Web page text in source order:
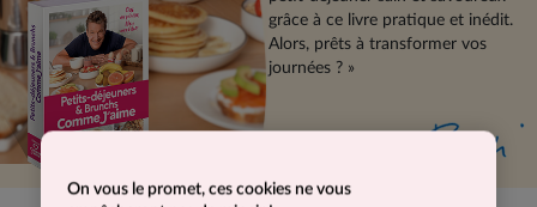
grâce à ce livre pratique et inédit.
Alors, prêts à transformer vos
journées ? »
JE L'ACHÈTE